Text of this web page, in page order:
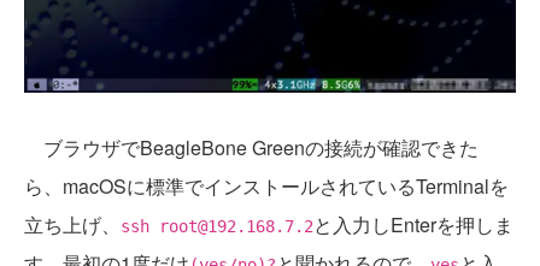
ブラウザでBeagleBone Greenの接続が確認できた
ら、macOSに標準でインストールされているTerminalを
立ち上げ、
ssh root@192.168.7.2と入力しEnterを押しま